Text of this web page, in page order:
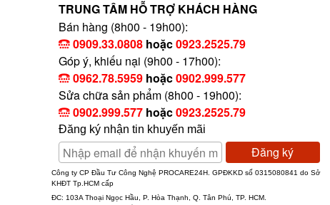
TRUNG TÂM HỖ TRỢ KHÁCH HÀNG
Bán hàng (8h00 - 19h00):
0909.33.0808 hoặc0923.2525.79
Góp ý, khiếu nại (9h00 - 17h00):
0962.78.5959 hoặc0902.999.577
Sửa chữa sản phẩm (8h00 - 19h00):
0902.999.577 hoặc0923.2525.79
Đăng ký nhận tin khuyến mãi
Đăng ký
Công ty CP Đầu Tư Công Nghệ PROCARE24H. GPĐKKD số 0315080841 do Sở
KHĐT Tp.HCM cấp
ĐC: 103A Thoại Ngọc Hầu, P. Hòa Thạnh, Q. Tân Phú, TP. HCM.